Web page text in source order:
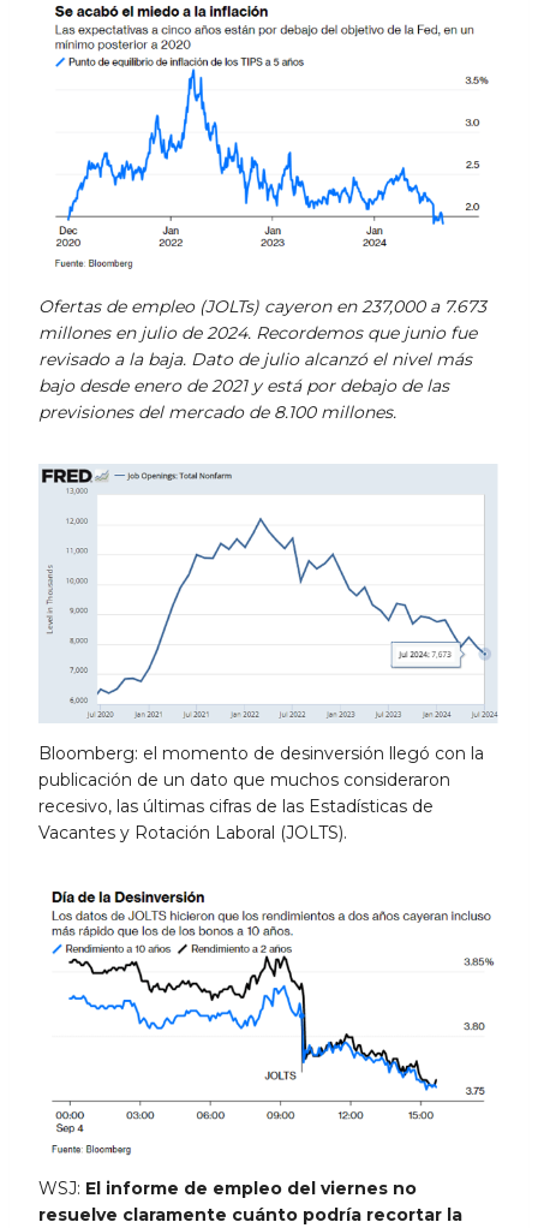
Ofertas de empleo (JOLTs) cayeron en 237,000 a 7.673
millones en julio de 2024. Recordemos que junio fue
revisado a la baja. Dato de julio alcanzó el nivel más
bajo desde enero de 2021 y está por debajo de las
previsiones del mercado de 8.100 millones.
Bloomberg: el momento de desinversión llegó con la
publicación de un dato que muchos consideraron
recesivo, las últimas cifras de las Estadísticas de
Vacantes y Rotación Laboral (JOLTS).
WSJ: El informe de empleo del viernes no
resuelve claramente cuánto podría recortar la